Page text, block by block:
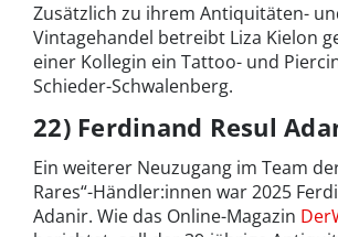
Zusätzlich zu ihrem Antiquitäten-
Vintagehandel betreibt Liza Kielon
einer Kollegin ein Tattoo- und
Schieder-Schwalenberg.
22) Ferdinand Resul
Ein weiterer Neuzugang im Team
Rares“-Händler:innen war 2025
Adanir. Wie das Online-Magazin